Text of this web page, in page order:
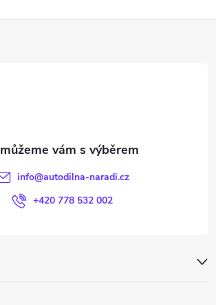
info@autodilna-naradi.cz
+420 778 532 002